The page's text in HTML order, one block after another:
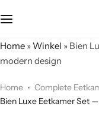
Home »Winkel » Bien
modern design
Home
Complete
Bien Luxe Eetkamer Set